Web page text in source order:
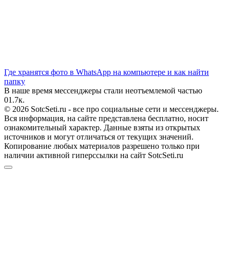
Где хранятся фото в WhatsApp на компьютере и как найти
папку
В наше время мессенджеры стали неотъемлемой частью
01.7к.
© 2026 SotcSeti.ru - все про социальные сети и мессенджеры.
Вся информация, на сайте представлена бесплатно, носит
ознакомительный характер. Данные взяты из открытых
источников и могут отличаться от текущих значений.
Копирование любых материалов разрешено только при
наличии активной гиперссылки на сайт SotcSeti.ru